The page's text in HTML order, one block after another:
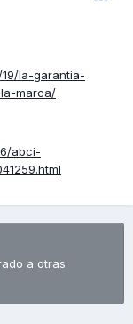
la-garantia-
marca/
abci-
a otras